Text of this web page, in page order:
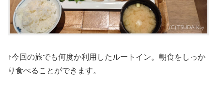
↑今回の旅でも何度か利用したルートイン。朝食をしっか
り食べることができます。